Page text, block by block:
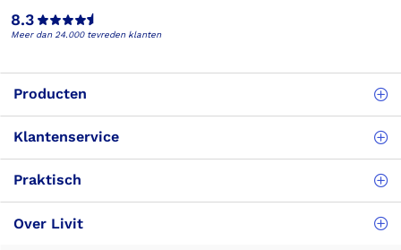
8.3
Meer dan 24.000 tevreden klanten
Producten
Klantenservice
Praktisch
Over Livit